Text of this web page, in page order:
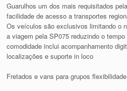
Guarulhos um dos mais requisitados
facilidade de acesso a transportes
Os veículos são exclusivos limitando o
a viagem pela SP075 reduzindo o
comodidade inclui acompanhamento
localizações e suporte in loco
Fretados e vans para grupos